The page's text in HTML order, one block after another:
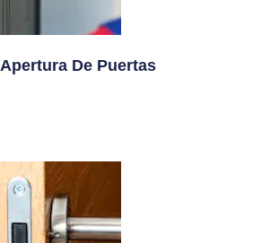
Apertura De Puertas